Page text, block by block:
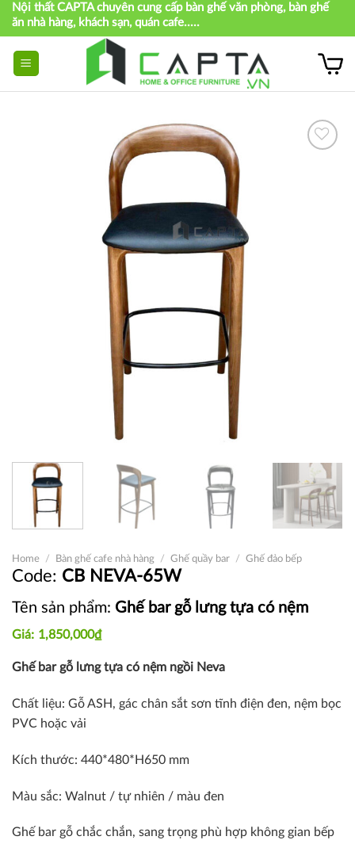
Skip
content
Nội thất CAPTA chuyên cung cấp bàn ghế văn phòng, bàn ghế
ăn nhà hàng, khách sạn, quán cafe.....
Home / Bàn ghế cafe nhà hàng / Ghế quầy bar / Ghế đảo bếp
CB NEVA-65W
Tên sản phẩm: Ghế bar gỗ lưng tựa có nệm
1,850,000₫
Ghế bar gỗ lưng tựa có nệm ngồi Neva
Chất liệu: Gỗ ASH, gác chân sắt sơn tĩnh điện đen, nệm bọc
PVC hoặc vải
Kích thước: 440*480*H650 mm
Màu sắc: Walnut / tự nhiên / màu đen
Ghế bar gỗ chắc chắn, sang trọng phù hợp không gian bếp